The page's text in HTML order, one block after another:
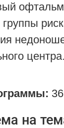
центра.
на